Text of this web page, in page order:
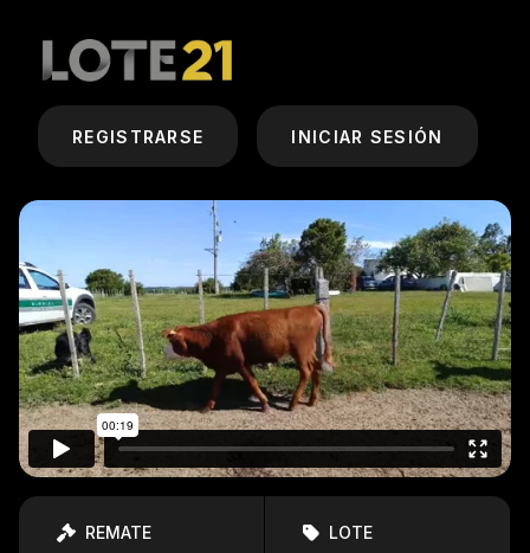
REGISTRARSE INICIAR SESIÓN
REMATE LOTE